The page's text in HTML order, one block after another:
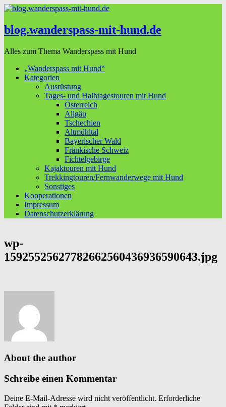
blog.wanderspass-mit-hund.de
Alles zum Thema Wanderspass mit Hund
„Wanderspass mit Hund“
Kategorien
Ausrüstung
Tages- und Halbtagestouren mit Hund
Österreich
Allgäu
Tschechien
Altmühltal
Bayerischer Wald
Fränkische Schweiz
Fichtelgebirge
Kajaktouren mit Hund
Trekkingtouren/Fernwanderwege mit Hund
Sonstiges
Kooperationen
Impressum
Datenschutzerklärung
wp-
15925525627782662560436936590643.jpg
About the author
Schreibe einen Kommentar
Deine E-Mail-Adresse wird nicht veröffentlicht. Erforderliche